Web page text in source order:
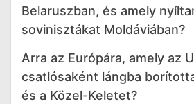
Belaruszban, és amely
sovinisztákat Moldáviában?
Arra az Európára, amely az
csatlósaként lángba
és a Közel-Keletet?